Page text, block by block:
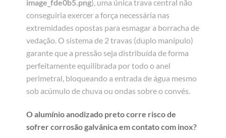
image_fde0b5.png), uma única trava central não
conseguiria exercer a força necessária nas
extremidades opostas para esmagar a borracha de
vedação. O sistema de 2 travas (duplo manípulo)
garante que a pressão seja distribuída de forma
perfeitamente equilibrada por todo o anel
perimetral, bloqueando a entrada de água mesmo
sob acúmulo de chuva ou ondas sobre o convés.
O alumínio anodizado preto corre risco de
sofrer corrosão galvânica em contato com inox?